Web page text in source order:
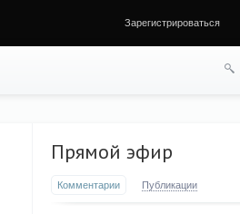
Зарегистрироваться
Прямой эфир
Комментарии Публикации